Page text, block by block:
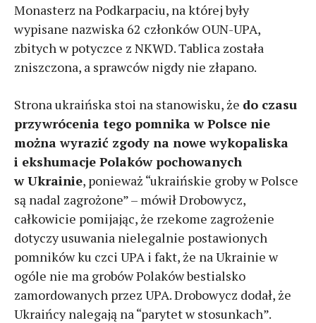
Monasterz na Podkarpaciu, na której były
wypisane nazwiska 62 członków OUN-UPA,
zbitych w potyczce z NKWD. Tablica została
zniszczona, a sprawców nigdy nie złapano.
Strona ukraińska stoi na stanowisku, że do czasu
przywrócenia tego pomnika w Polsce nie
można wyrazić zgody na nowe wykopaliska
i ekshumacje Polaków pochowanych
w Ukrainie, ponieważ “ukraińskie groby w Polsce
są nadal zagrożone” – mówił Drobowycz,
całkowicie pomijając, że rzekome zagrożenie
dotyczy usuwania nielegalnie postawionych
pomników ku czci UPA i fakt, że na Ukrainie w
ogóle nie ma grobów Polaków bestialsko
zamordowanych przez UPA. Drobowycz dodał, że
Ukraińcy nalegają na “parytet w stosunkach”.